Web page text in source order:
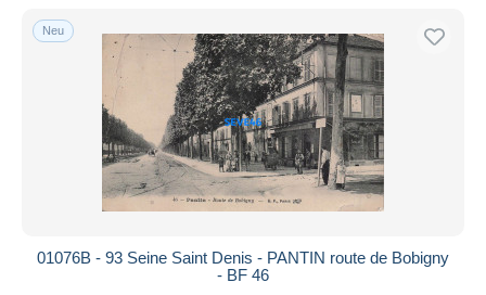
Übernehmen
Neu
01076B - 93 Seine Saint Denis - PANTIN route de Bobigny
- BF 46